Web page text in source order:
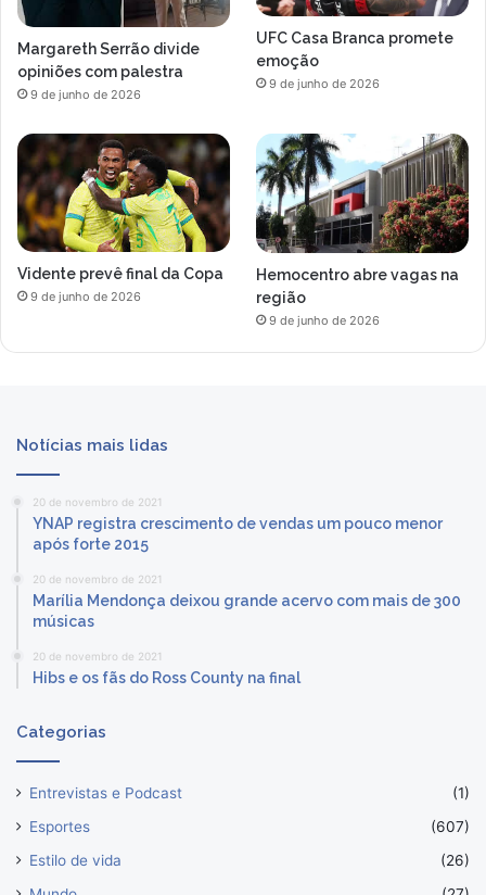
Margareth Serrão divide
opiniões com palestra
9 de junho de 2026
UFC Casa Branca promete
emoção
9 de junho de 2026
Vidente prevê final da Copa
9 de junho de 2026
Hemocentro abre vagas na
região
9 de junho de 2026
Notícias mais lidas
20 de novembro de 2021
YNAP registra crescimento de vendas um pouco menor
após forte 2015
20 de novembro de 2021
Marília Mendonça deixou grande acervo com mais de 300
músicas
20 de novembro de 2021
Hibs e os fãs do Ross County na final
Categorias
Entrevistas e Podcast
(1)
Esportes
(607)
Estilo de vida
(26)